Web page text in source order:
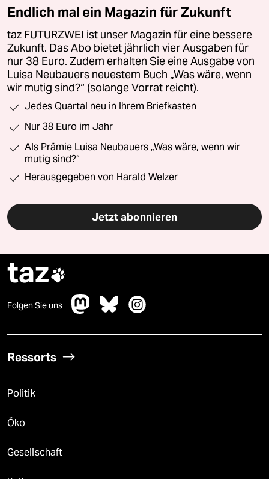
Endlich mal ein Magazin für Zukunft
taz FUTURZWEI ist unser Magazin für eine bessere
Zukunft. Das Abo bietet jährlich vier Ausgaben für
nur 38 Euro. Zudem erhalten Sie eine Ausgabe von
Luisa Neubauers neuestem Buch „Was wäre, wenn
wir mutig sind?“ (solange Vorrat reicht).
Jedes Quartal neu in Ihrem Briefkasten
Nur 38 Euro im Jahr
Als Prämie Luisa Neubauers „Was wäre, wenn wir
mutig sind?“
Herausgegeben von Harald Welzer
Jetzt abonnieren
taz
Folgen Sie uns
Ressorts
Politik
Öko
Gesellschaft